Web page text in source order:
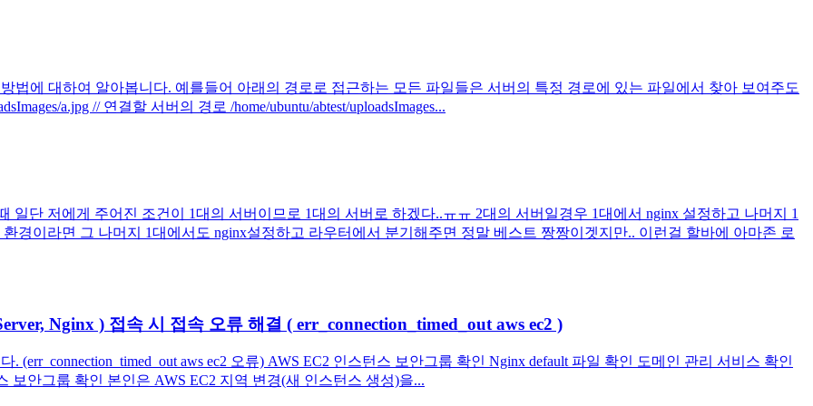
법에 대하여 알아봅니다. 예를들어 아래의 경로로 접근하는 모든 파일들은 서버의 특정 경로에 있는 파일에서 찾아 보여주도
a.jpg // 연결할 서버의 경로 /home/ubuntu/abtest/uploadsImages...
단 저에게 주어진 조건이 1대의 서버이므로 1대의 서버로 하겠다..ㅠㅠ 2대의 서버일경우 1대에서 nginx 설정하고 나머지 1
경이라면 그 나머지 1대에서도 nginx설정하고 라우터에서 분기해주면 정말 베스트 짱짱이겟지만.. 이런걸 할바에 아마존 로
Nginx ) 접속 시 접속 오류 해결 ( err_connection_timed_out aws ec2 )
(err_connection_timed_out aws ec2 오류) AWS EC2 인스턴스 보안그룹 확인 Nginx default 파일 확인 도메인 관리 서비스 확인
보안그룹 확인 본인은 AWS EC2 지역 변경(새 인스턴스 생성)을...